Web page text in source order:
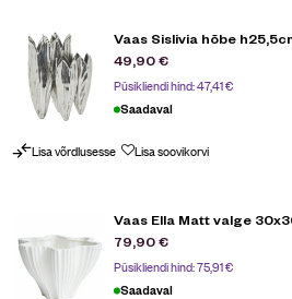
Vaas Sislivia hõbe
49,90€
Püsikliendi hind:47,41€
Saadaval
Lisa võrdlusesse Lisa soovikorvi
Vaas Ella Matt valge
79,90€
Püsikliendi hind:75,91€
Saadaval